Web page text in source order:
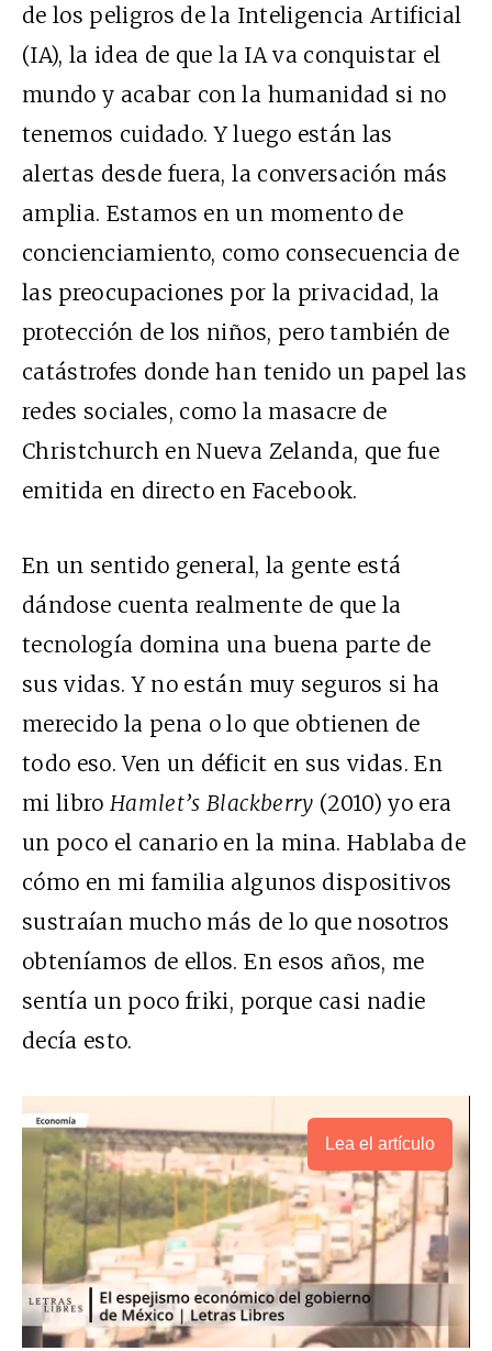
de los peligros de la Inteligencia Artificial
(IA), la idea de que la IA va conquistar el
mundo y acabar con la humanidad si no
tenemos cuidado. Y luego están las
alertas desde fuera, la conversación más
amplia. Estamos en un momento de
concienciamiento, como consecuencia de
las preocupaciones por la privacidad, la
protección de los niños, pero también de
catástrofes donde han tenido un papel las
redes sociales, como la masacre de
Christchurch en Nueva Zelanda, que fue
emitida en directo en Facebook.
En un sentido general, la gente está
dándose cuenta realmente de que la
tecnología domina una buena parte de
sus vidas. Y no están muy seguros si ha
merecido la pena o lo que obtienen de
todo eso. Ven un déficit en sus vidas. En
mi libroHamlet’s Blackberry (2010) yo era
un poco el canario en la mina. Hablaba de
cómo en mi familia algunos dispositivos
sustraían mucho más de lo que nosotros
obteníamos de ellos. En esos años, me
sentía un poco friki, porque casi nadie
decía esto.
Lea el artículo